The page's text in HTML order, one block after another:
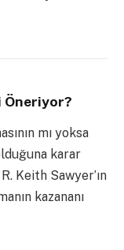
Öneriyor?
mı yoksa
karar
Keith Sawyer’ın
kazananı